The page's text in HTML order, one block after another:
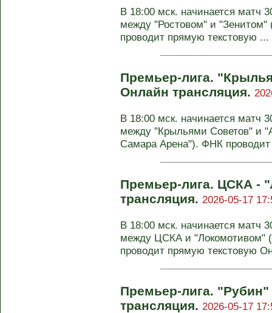
В 18:00 мск. начинается матч
между "Ростовом" и
проводит прямую текстовую ...
Премьер-лига.
Онлайн трансляция.
В 18:00 мск. начинается матч
между "Крыльями Советов" и
Самара Арена"). ФНК
Премьер-лига. ЦСКА -
трансляция. 2026-05-17
В 18:00 мск. начинается матч
между ЦСКА и "Локомотивом"
проводит прямую текстовую
Премьер-лига.
трансляция. 2026-05-17